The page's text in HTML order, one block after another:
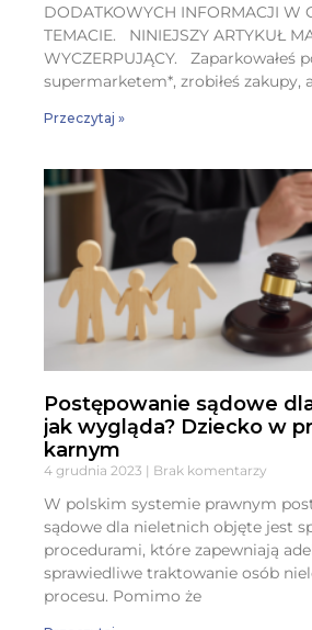
DODATKOWYCH INFORMACJI W
TEMACIE. NINIEJSZY ARTYKUŁ
WYCZERPUJĄCY. Zaparkowałeś
supermarketem*, zrobiłeś zakupy,
Przeczytaj »
Postępowanie sądowe
jak wygląda? Dziecko w
karnym
4 grudnia 2023 Brak komentarzy
W polskim systemie prawnym
sądowe dla nieletnich objęte jest
procedurami, które zapewniają
sprawiedliwe traktowanie osób
procesu. Pomimo że